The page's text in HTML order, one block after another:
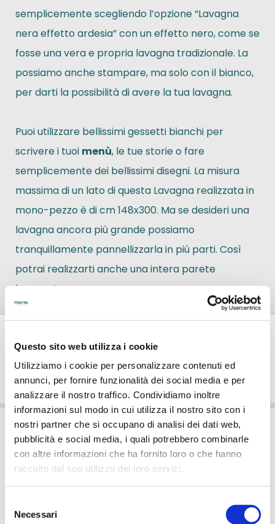
Questo sito web utilizza i cookie
Utilizziamo i cookie per personalizzare contenuti ed
annunci, per fornire funzionalità dei social media e per
analizzare il nostro traffico. Condividiamo inoltre
informazioni sul modo in cui utilizza il nostro sito con i
nostri partner che si occupano di analisi dei dati web,
pubblicità e social media, i quali potrebbero combinarle
con altre informazioni che ha fornito loro o che hanno
raccolto dal suo utilizzo dei loro servizi.
delNecessari
semplicemente scegliendo l’opzione “Lavagna
nera effetto ardesia” con un effetto nero, come se
fosse una vera e propria lavagna tradizionale. La
possiamo anche stampare, ma solo con il bianco,
per darti la possibilità di avere la tua lavagna.
Puoi utilizzare bellissimi gessetti bianchi per
scrivere i tuoi menù, le tue storie o fare
semplicemente dei bellissimi disegni. La misura
massima di un lato di questa Lavagna realizzata in
mono-pezzo è di cm 148x300. Ma se desideri una
lavagna ancora più grande possiamo
tranquillamente pannellizzarla in più parti. Così
potrai realizzarti anche una intera parete
lavagna!.
FAQ
Consigli grafici